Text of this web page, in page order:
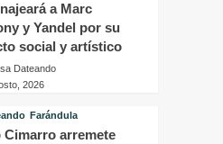
a Marc
y Yandel por su
social y artístico
Dateando
2026
Farándula
Cimarro arremete